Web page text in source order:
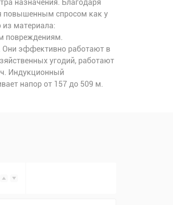
назначения. Благодаря
повышенным спросом как у
из материала:
повреждениям.
Они эффективно работают в
угодий, работают
Индукционный
напор от 157 до 509 м.